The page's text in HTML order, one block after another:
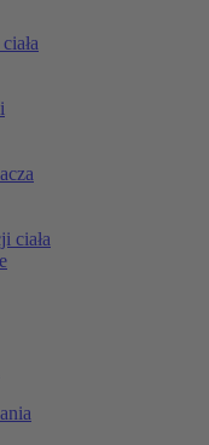
ciała